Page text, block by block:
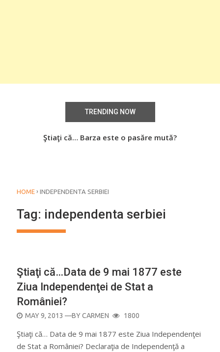
TRENDING NOW
Ştiaţi că… Barza este o pasăre mută?
HOME › INDEPENDENTA SERBIEI
Tag: independenta serbiei
Ştiaţi că…Data de 9 mai 1877 este
Ziua Independenţei de Stat a
României?
POSTED
MAY 9, 2013 —BYCARMEN 1800
Ştiaţi că… Data de 9 mai 1877 este Ziua Independenţei
de Stat a României? Declaraţia de Independenţă a